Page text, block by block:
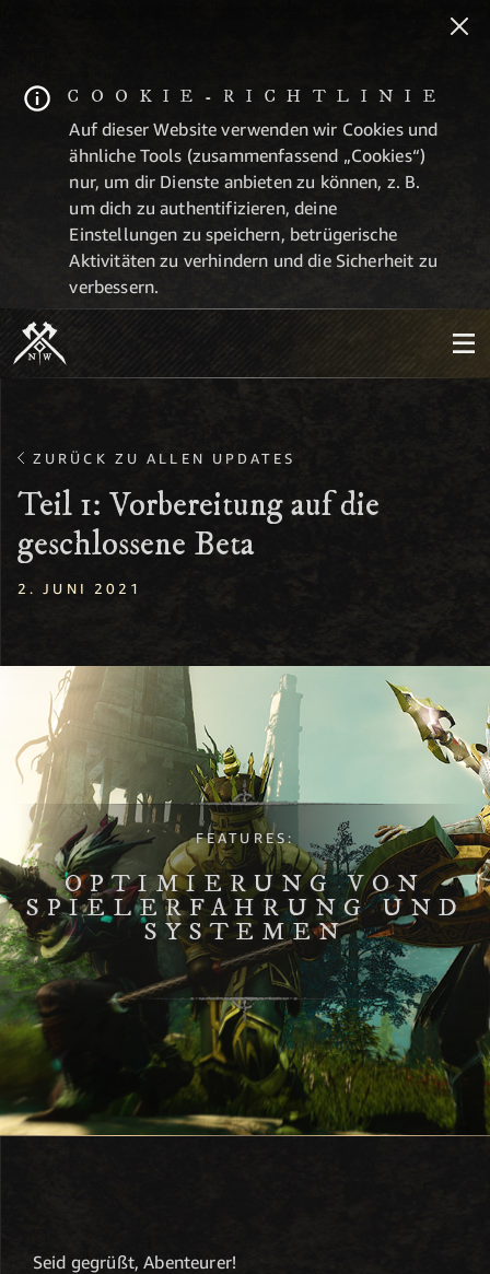
COOKIE-RICHTLINIE
Auf dieser Website verwenden wir Cookies und
ähnliche Tools (zusammenfassend „Cookies“)
nur, um dir Dienste anbieten zu können, z. B.
um dich zu authentifizieren, deine
Einstellungen zu speichern, betrügerische
Aktivitäten zu verhindern und die Sicherheit zu
verbessern.
ZURÜCK ZU ALLEN UPDATES
Teil 1: Vorbereitung auf die
geschlossene Beta
2. JUNI 2021
FEATURES:
OPTIMIERUNG VON
SPIELERFAHRUNG UND
SYSTEMEN
Seid gegrüßt, Abenteurer!